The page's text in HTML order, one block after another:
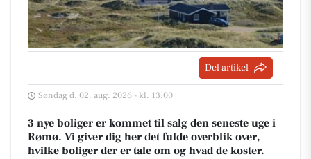
Del artikel
Søndag d. 02. aug. 2026 - kl. 13:00
3 nye boliger er kommet til salg den seneste uge i
Rømø. Vi giver dig her det fulde overblik over,
hvilke boliger der er tale om og hvad de koster.